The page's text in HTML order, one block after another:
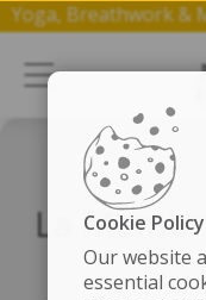
Yoga, Breathwork
La Cookie Policy
Our website
essential